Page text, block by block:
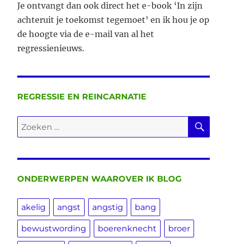
Je ontvangt dan ook direct het e-book ‘In zijn
achteruit je toekomst tegemoet’ en ik hou je op
de hoogte via de e-mail van al het
regressienieuws.
REGRESSIE EN REINCARNATIE
Zoeken
naar:
ONDERWERPEN WAAROVER IK BLOG
akelig angst angstig bang
bewustwording boerenknecht broer